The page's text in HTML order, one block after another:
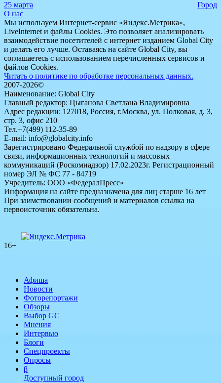
25 марта
Город
О нас
Мы используем Интернет-сервис «Яндекс.Метрика»,
LiveInternet и файлы Cookies. Это позволяет анализировать
взаимодействие посетителей с интернет изданием Global City
и делать его лучше. Оставаясь на сайте Global City, вы
соглашаетесь с использованием перечисленных сервисов и
файлов Cookies.
Читать о политике по обработке персональных данных.
2007-2026©
Наименование: Global City
Главный редактор: Цыганова Светлана Владимировна
Адрес редакции: 127018, Россия, г.Москва, ул. Полковая, д. 3,
стр. 3, офис 210
Тел.+7(499) 112-35-89
E-mail: info@globalcity.info
Зарегистрировано Федеральной службой по надзору в сфере
связи, информационных технологий и массовых
коммуникаций (Роскомнадзор) 17.02.2023г. Регистрационный
номер ЭЛ № ФС 77 - 84719
Учредитель: ООО «ФедералПресс»
Информация на сайте предназначена для лиц старше 16 лет
При заимствовании сообщений и материалов ссылка на
первоисточник обязательна.
16+
Афиша
Новости
Фоторепортажи
Обзоры
Выбор GC
Мнения
Интервью
Блоги
Спецпроекты
Опросы
β
Доступный город